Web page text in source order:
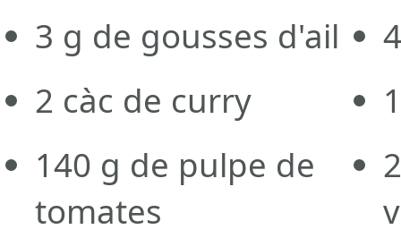
3 g de gousses d'ail
2 càc de curry
140 g de pulpe de
tomates